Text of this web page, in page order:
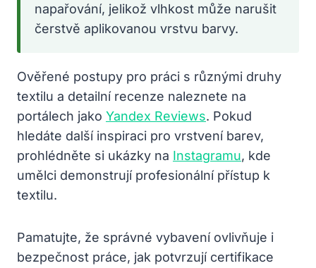
napařování, jelikož vlhkost může narušit
čerstvě aplikovanou vrstvu barvy.
Ověřené postupy pro práci s různými druhy
textilu a detailní recenze naleznete na
portálech jako Yandex Reviews. Pokud
hledáte další inspiraci pro vrstvení barev,
prohlédněte si ukázky na Instagramu, kde
umělci demonstrují profesionální přístup k
textilu.
Pamatujte, že správné vybavení ovlivňuje i
bezpečnost práce, jak potvrzují certifikace